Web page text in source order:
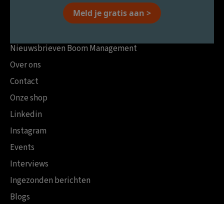
Meld je gratis aan >
Nieuwsbrieven Boom Management
Over ons
Contact
Onze shop
Linkedin
Instagram
Events
Interviews
Ingezonden berichten
Blogs